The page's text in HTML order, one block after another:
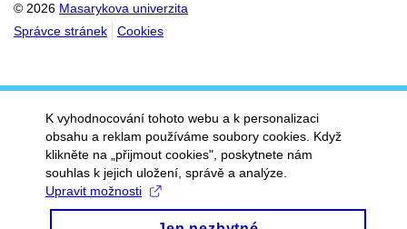
© 2026 Masarykova univerzita
Správce stránek
Cookies
K vyhodnocování tohoto webu a k personalizaci
obsahu a reklam používáme soubory cookies. Když
klikněte na „přijmout cookies", poskytnete nám
souhlas k jejich uložení, správě a analýze.
Upravit možnosti